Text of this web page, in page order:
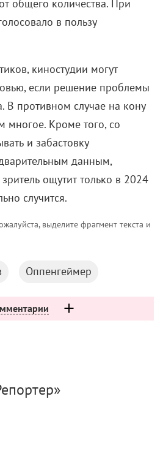
общего количества. При
в пользу
киностудии могут
если решение проблемы
В противном случае на кону
многое. Кроме того, со
и забастовку
данным,
ощутит только в 2024
случится.
выделите фрагмент текста и
Оппенгеймер